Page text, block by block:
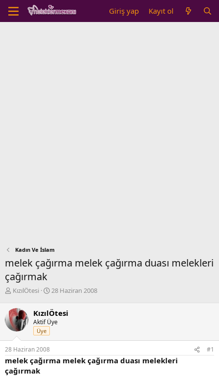
Giriş yap Kayıt ol
Kadın Ve İslam
melek çağırma melek çağırma duası melekleri
çağırmak
K
n
b
u
y
u
b
a
ş
KızılÖtesi
B
ş
l
a
g
ç
28 Haziran 2008
KızılÖtesi
Aktif Üye
Üye
28 Haziran 2008 #1
melek çağırma melek çağırma duası melekleri
çağırmak